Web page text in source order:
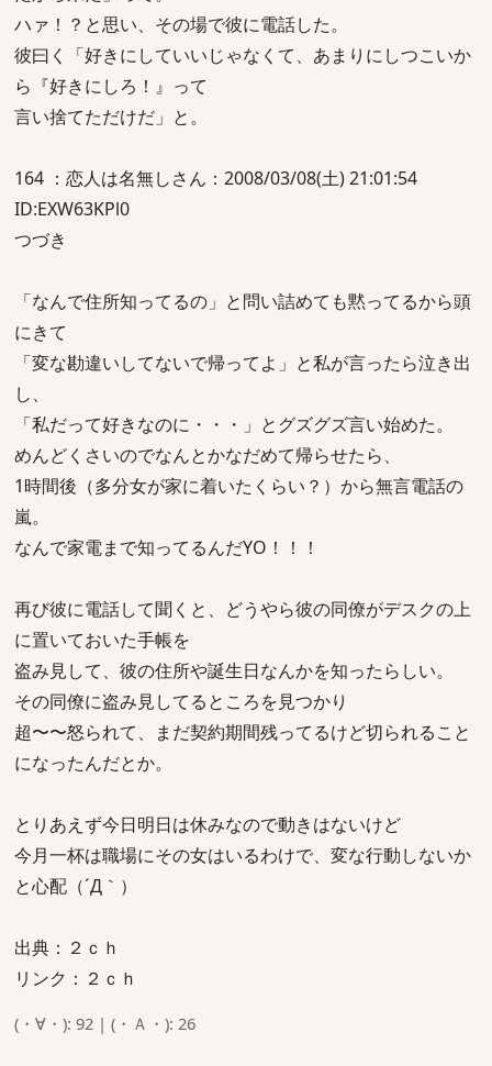
ハァ！？と思い、その場で彼に電話した。
彼曰く「好きにしていいじゃなくて、あまりにしつこいか
ら『好きにしろ！』って
言い捨てただけだ」と。
164 ：恋人は名無しさん：2008/03/08(土) 21:01:54
ID:EXW63KPl0
つづき
「なんで住所知ってるの」と問い詰めても黙ってるから頭
にきて
「変な勘違いしてないで帰ってよ」と私が言ったら泣き出
し、
「私だって好きなのに・・・」とグズグズ言い始めた。
めんどくさいのでなんとかなだめて帰らせたら、
1時間後（多分女が家に着いたくらい？）から無言電話の
嵐。
なんで家電まで知ってるんだYO！！！
再び彼に電話して聞くと、どうやら彼の同僚がデスクの上
に置いておいた手帳を
盗み見して、彼の住所や誕生日なんかを知ったらしい。
その同僚に盗み見してるところを見つかり
超〜〜怒られて、まだ契約期間残ってるけど切られること
になったんだとか。
とりあえず今日明日は休みなので動きはないけど
今月一杯は職場にその女はいるわけで、変な行動しないか
と心配（´Д｀）
出典：２ｃｈ
リンク：２ｃｈ
(・∀・): 92 | (・Ａ・): 26